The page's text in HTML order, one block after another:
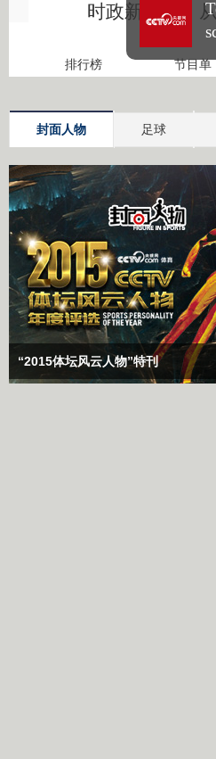
封面人物 足球
“2015体坛风云人物”特刊